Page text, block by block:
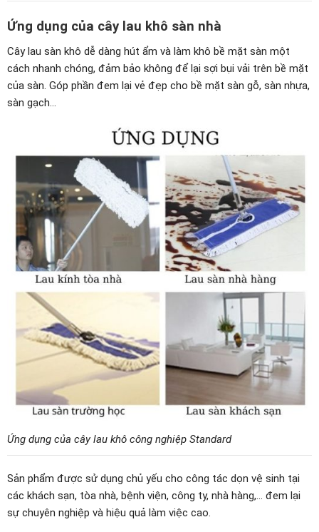
Ứng dụng của cây lau khô sàn nhà
Cây lau sàn khô dễ dàng hút ẩm và làm khô bề mặt sàn một
cách nhanh chóng, đảm bảo không để lại sợi bụi vải trên bề mặt
của sàn. Góp phần đem lại vẻ đẹp cho bề mặt sàn gỗ, sàn nhựa,
sàn gạch…
Ứng dụng của cây lau khô công nghiệp Standard
Sản phẩm được sử dụng chủ yếu cho công tác dọn vệ sinh tại
các khách sạn, tòa nhà, bệnh viện, công ty, nhà hàng,… đem lại
sự chuyên nghiệp và hiệu quả làm việc cao.